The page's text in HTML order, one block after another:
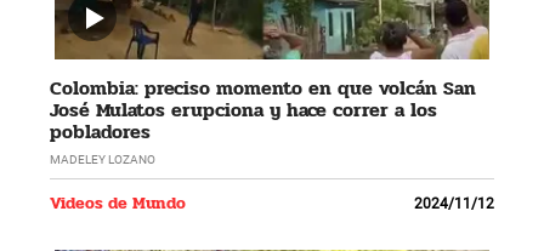
Colombia: preciso momento en que volcán San
José Mulatos erupciona y hace correr a los
pobladores
MADELEY LOZANO
Videos de Mundo 2024/11/12